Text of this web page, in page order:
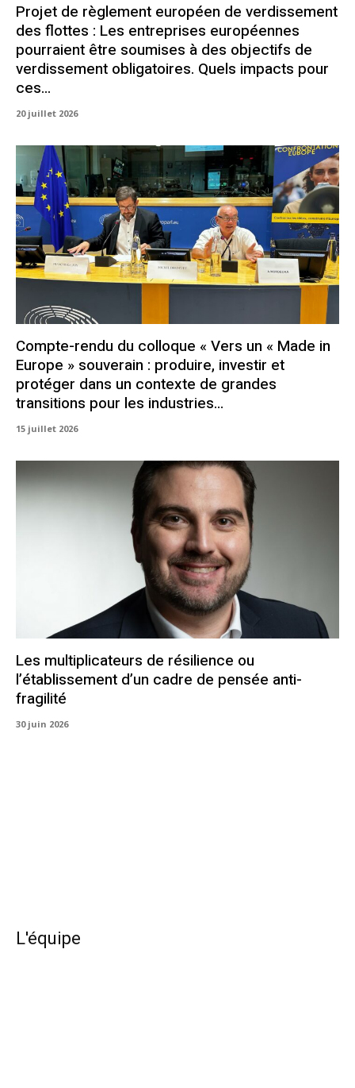
Projet de règlement européen de verdissement
des flottes : Les entreprises européennes
pourraient être soumises à des objectifs de
verdissement obligatoires. Quels impacts pour
ces...
20 juillet 2026
Compte-rendu du colloque « Vers un « Made in
Europe » souverain : produire, investir et
protéger dans un contexte de grandes
transitions pour les industries...
15 juillet 2026
Les multiplicateurs de résilience ou
l’établissement d’un cadre de pensée anti-
fragilité
30 juin 2026
L'équipe